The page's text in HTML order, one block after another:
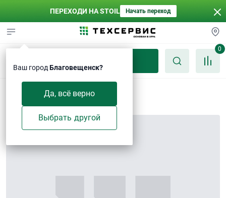
ПЕРЕХОДИ НА STOIL Начать переход
Ваш город Благовещенск?
Да, всё верно
Выбрать другой
0
Шайба 14